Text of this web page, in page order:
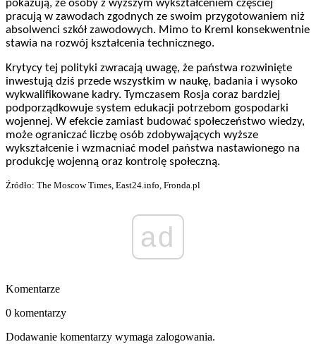
pokazują, że osoby z wyższym wykształceniem częściej
pracują w zawodach zgodnych ze swoim przygotowaniem niż
absolwenci szkół zawodowych. Mimo to Kreml konsekwentnie
stawia na rozwój kształcenia technicznego.
Krytycy tej polityki zwracają uwagę, że państwa rozwinięte
inwestują dziś przede wszystkim w naukę, badania i wysoko
wykwalifikowane kadry. Tymczasem Rosja coraz bardziej
podporządkowuje system edukacji potrzebom gospodarki
wojennej. W efekcie zamiast budować społeczeństwo wiedzy,
może ograniczać liczbę osób zdobywających wyższe
wykształcenie i wzmacniać model państwa nastawionego na
produkcję wojenną oraz kontrolę społeczną.
Źródło: The Moscow Times, East24.info, Fronda.pl
ad
Komentarze
0 komentarzy
Dodawanie komentarzy wymaga zalogowania.